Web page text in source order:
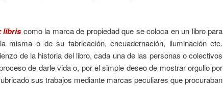
libriscomo la marca de propiedad que se coloca en un libro para
misma o de su fabricación, encuadernación, iluminación etc.
de la historia del libro, cada una de las personas o colectivos
de darle vida o, por el simple deseo de mostrar orgullo por
sus trabajos mediante marcas peculiares que procuraban